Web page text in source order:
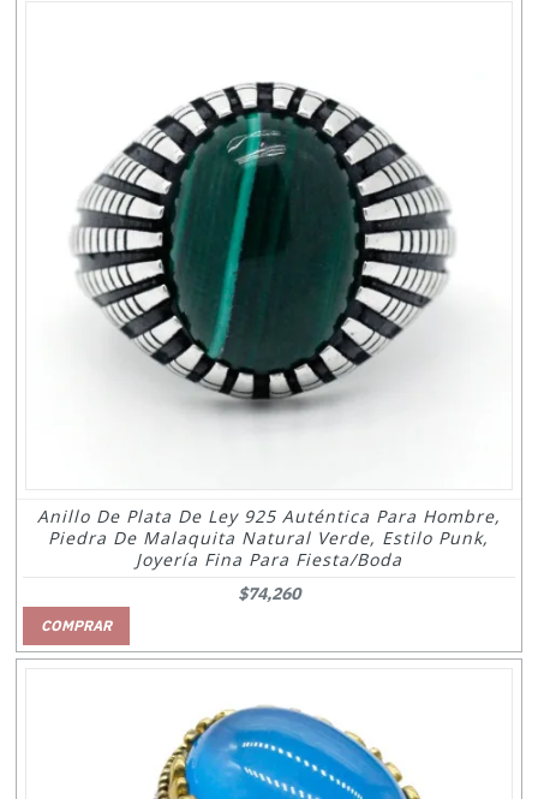
Anillo De Plata De Ley 925 Auténtica Para Hombre,
Piedra De Malaquita Natural Verde, Estilo Punk,
Joyería Fina Para Fiesta/boda
$74,260
COMPRAR